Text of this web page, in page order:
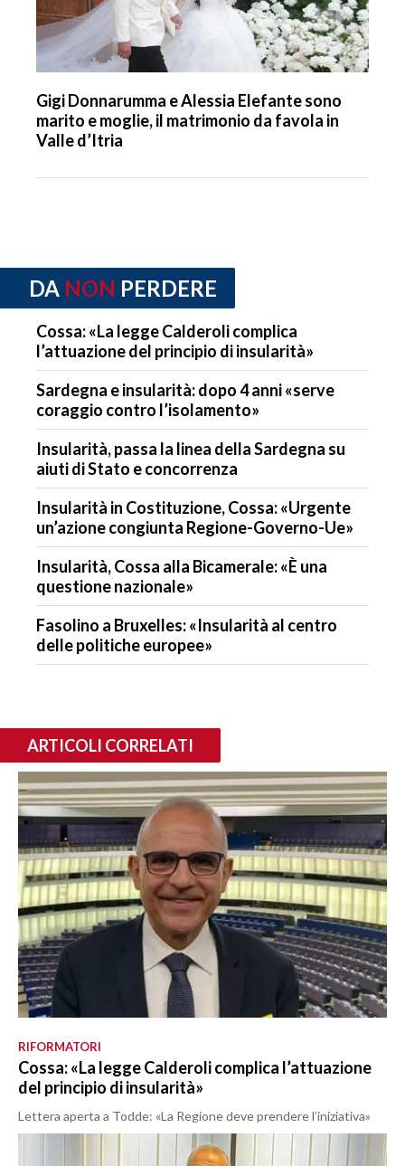
Gigi Donnarumma e Alessia Elefante sono
marito e moglie, il matrimonio da favola in
Valle d’Itria
DA NON PERDERE
Cossa: «La legge Calderoli complica
l’attuazione del principio di insularità»
Sardegna e insularità: dopo 4 anni «serve
coraggio contro l’isolamento»
Insularità, passa la linea della Sardegna su
aiuti di Stato e concorrenza
Insularità in Costituzione, Cossa: «Urgente
un’azione congiunta Regione-Governo-Ue»
Insularità, Cossa alla Bicamerale: «È una
questione nazionale»
Fasolino a Bruxelles: «Insularità al centro
delle politiche europee»
ARTICOLI CORRELATI
RIFORMATORI
Cossa: «La legge Calderoli complica l’attuazione
del principio di insularità»
Lettera aperta a Todde: «La Regione deve prendere l’iniziativa»